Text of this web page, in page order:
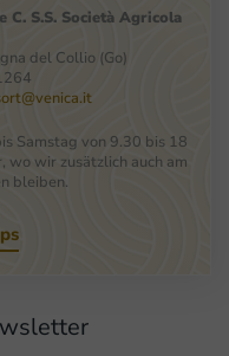
e C. S.S. Società Agricola
del Collio (Go)
Samstag von 9.30 bis 18
wo wir zusätzlich auch am
bleiben.